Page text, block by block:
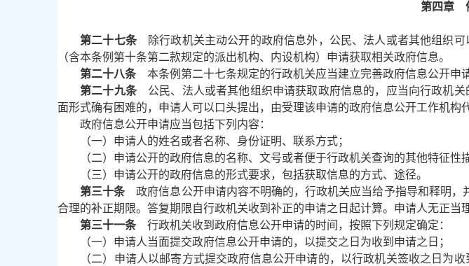
第四章
第二十七条除行政机关主动公开的政府信息外，公民、法人或者其他组织可
（含本条例第十条第二款规定的派出机构、内设机构）申请获取相关政府信息。
第二十八条本条例第二十七条规定的行政机关应当建立完善政府信息公开申
第二十九条公民、法人或者其他组织申请获取政府信息的，应当向行政机关
面形式确有困难的，申请人可以口头提出，由受理该申请的政府信息公开工作机构
政府信息公开申请应当包括下列内容：
（一）申请人的姓名或者名称、身份证明、联系方式；
（二）申请公开的政府信息的名称、文号或者便于行政机关查询的其他特征性
（三）申请公开的政府信息的形式要求，包括获取信息的方式、途径。
第三十条政府信息公开申请内容不明确的，行政机关应当给予指导和释明，
合理的补正期限。答复期限自行政机关收到补正的申请之日起计算。申请人无正
第三十一条行政机关收到政府信息公开申请的时间，按照下列规定确定：
（一）申请人当面提交政府信息公开申请的，以提交之日为收到申请之日；
（二）申请人以邮寄方式提交政府信息公开申请的，以行政机关签收之日为